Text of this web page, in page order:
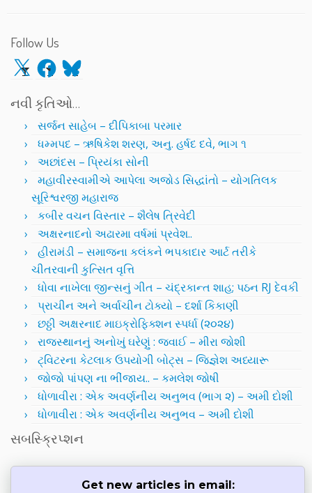
Follow Us
X Facebook
Bluesky
નવી કૃતિઓ…
સર્જન સાહેબ – દીપિકાબા પરમાર
ધમ્મપદ – ઋષિકેશ શરણ, અનુ. હર્ષદ દવે, ભાગ ૧
અછાંદસ – પ્રિયંકા સોની
મહાવીરસ્વામીએ આપેલા અજોડ સિદ્ધાંતો – યોગતિલક
સૂરિશ્વરજી મહારાજ
કબીર વચન વિસ્તાર – શૈલેષ ત્રિવેદી
અક્ષરનાદનો અઢારમા વર્ષમાં પ્રવેશ..
હીરામંડી – સમાજના કલંકને ભપકાદાર આર્ટ તરીકે
ચીતરવાની કુત્સિત વૃત્તિ
ધોવા નાખેલા જીન્સનું ગીત – ચંદ્રકાન્ત શાહ; પઠન RJ દેવકી
પ્રાચીન અને અર્વાચીન ટોક્યો – દર્શા કિકાણી
છઠ્ઠી અક્ષરનાદ માઇક્રોફિક્શન સ્પર્ધા (૨૦૨૪)
રાજસ્થાનનું અનોખું ઘરેણું : જવાઈ – મીરા જોશી
ટ્વિટરના કેટલાક ઉપયોગી બોટ્સ – જિજ્ઞેશ અધ્યારૂ
જોજો પાંપણ ના ભીંજાય.. – કમલેશ જોષી
ધોળાવીરા : એક અવર્ણનીય અનુભવ (ભાગ ૨) – અમી દોશી
ધોળાવીરા : એક અવર્ણનીય અનુભવ – અમી દોશી
સબસ્ક્રિપ્શન
Get new articles in email: